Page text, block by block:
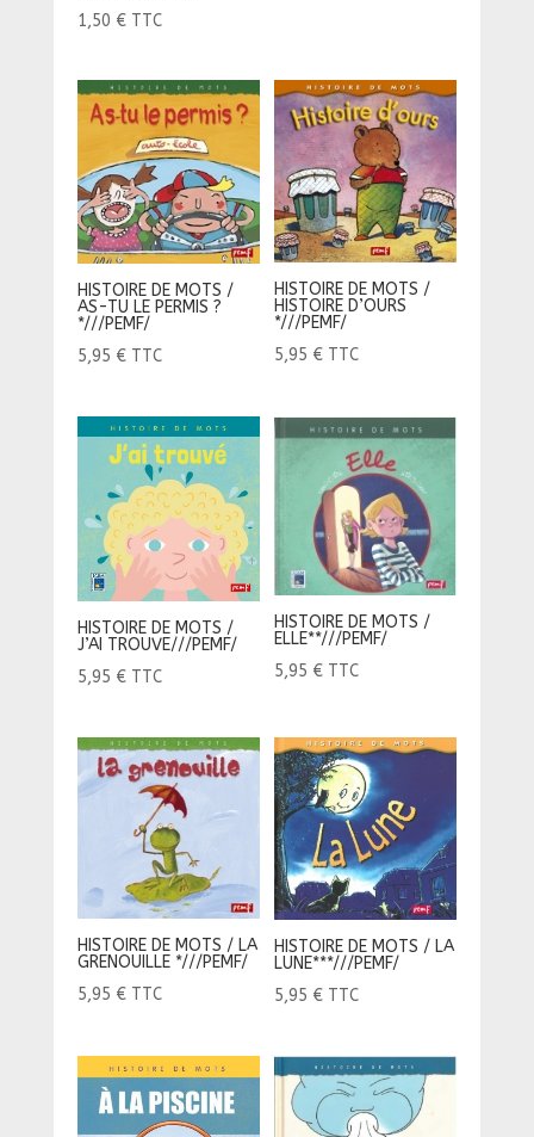
1,50 € TTC
HISTOIRE DE MOTS /
AS-TU LE PERMIS ?
*///PEMF/
5,95 € TTC
HISTOIRE DE MOTS /
HISTOIRE D’OURS
*///PEMF/
5,95 € TTC
HISTOIRE DE MOTS /
J’AI TROUVE///PEMF/
5,95 € TTC
HISTOIRE DE MOTS /
ELLE**///PEMF/
5,95 € TTC
HISTOIRE DE MOTS / LA
GRENOUILLE *///PEMF/
5,95 € TTC
HISTOIRE DE MOTS / LA
LUNE***///PEMF/
5,95 € TTC